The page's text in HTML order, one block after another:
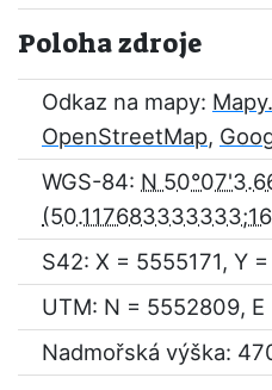
Poloha zdroje
Odkaz na mapy:
OpenStreetMap,
WGS-84: N
S42: X = 5555171, Y
UTM: N = 5552809,
Nadmořská výška: